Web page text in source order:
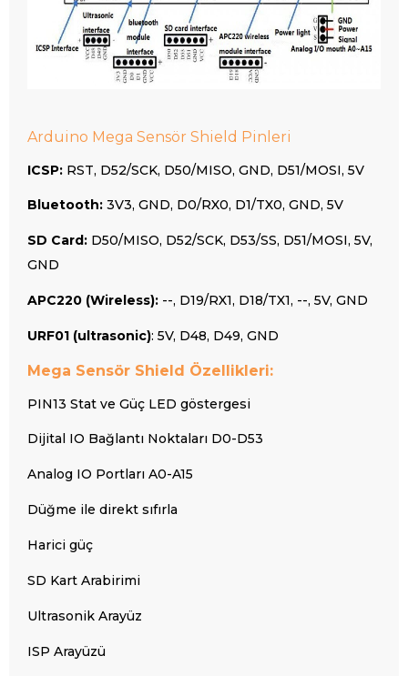
Arduino Mega Sensör Shield Pinleri
ICSP: RST, D52/SCK, D50/MISO, GND, D51/MOSI, 5V
Bluetooth: 3V3, GND, D0/RX0, D1/TX0, GND, 5V
SD Card: D50/MISO, D52/SCK, D53/SS, D51/MOSI, 5V,
GND
APC220 (Wireless): --, D19/RX1, D18/TX1, --, 5V, GND
URF01 (ultrasonic): 5V, D48, D49, GND
Mega Sensör Shield Özellikleri:
PIN13 Stat ve Güç LED göstergesi
Dijital IO Bağlantı Noktaları D0-D53
Analog IO Portları A0-A15
Düğme ile direkt sıfırla
Harici güç
SD Kart Arabirimi
Ultrasonik Arayüz
ISP Arayüzü